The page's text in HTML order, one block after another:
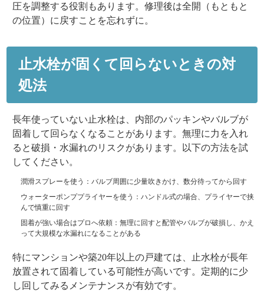
圧を調整する役割もあります。修理後は全開（もともと
の位置）に戻すことを忘れずに。
止水栓が固くて回らないときの対
処法
長年使っていない止水栓は、内部のパッキンやバルブが
固着して回らなくなることがあります。無理に力を入れ
ると破損・水漏れのリスクがあります。以下の方法を試
してください。
潤滑スプレーを使う ：バルブ周囲に少量吹きかけ、数分待ってから回す
ウォーターポンププライヤーを使う ：ハンドル式の場合、プライヤーで挟
んで慎重に回す
固着が強い場合はプロへ依頼 ：無理に回すと配管やバルブが破損し、かえ
って大規模な水漏れになることがある
特にマンションや築20年以上の戸建ては、止水栓が長年
放置されて固着している可能性が高いです。定期的に少
し回してみるメンテナンスが有効です。